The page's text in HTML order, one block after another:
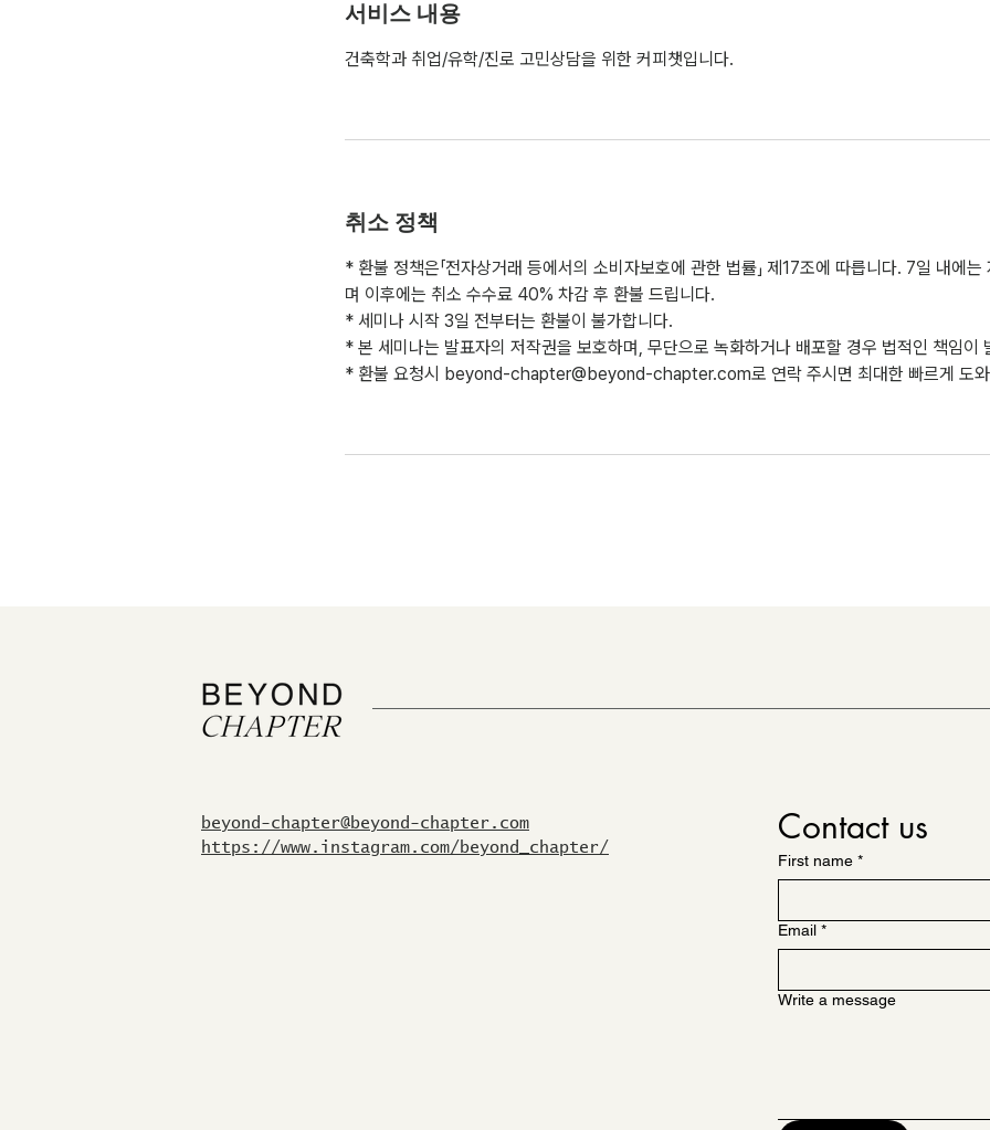
서비스 내용
건축학과 취업/유학/진로 고민상담을 위한 커피챗입니다.
취소 정책
* 환불 정책은「전자상거래 등에서의 소비자보호에 관한 법률」 제17조에 따릅니다. 7일 내에
며 이후에는 취소 수수료 40% 차감 후 환불 드립니다.
* 세미나 시작 3일 전부터는 환불이 불가합니다.
* 본 세미나는 발표자의 저작권을 보호하며, 무단으로 녹화하거나 배포할 경우 법적인 책임이
* 환불 요청시 beyond-chapter@beyond-chapter.com로 연락 주시면 최대한 빠르게 도와
beyond-chapter@beyond-chapter.com
https://www.instagram.com/beyond_chapter/
Contact us
First name *
Email *
Write a message